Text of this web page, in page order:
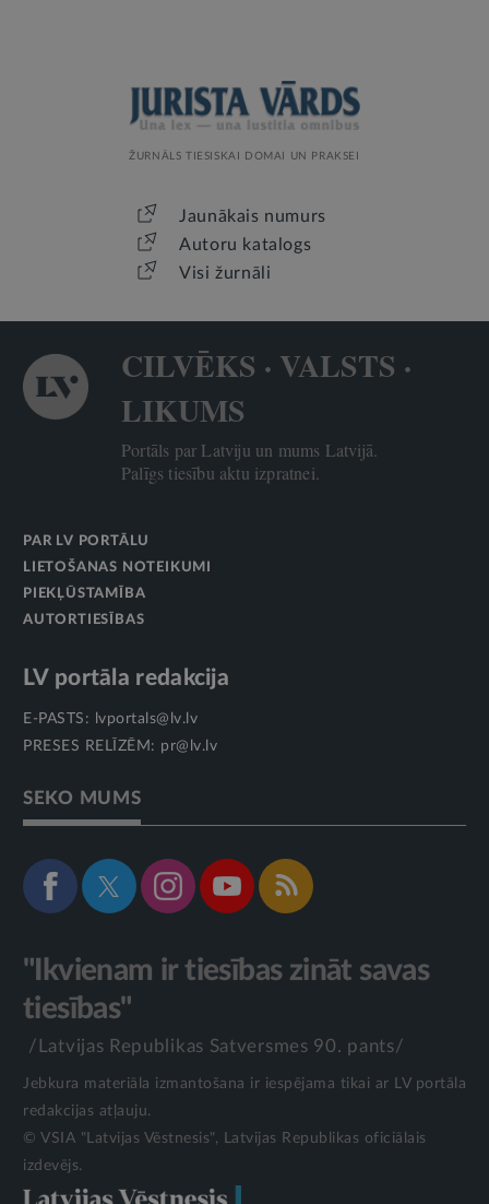
ŽURNĀLS TIESISKAI DOMAI UN PRAKSEI
Jaunākais numurs
Autoru katalogs
Visi žurnāli
CILVĒKS · VALSTS ·
LIKUMS
Portāls par Latviju un mums Latvijā.
Palīgs tiesību aktu izpratnei.
PAR LV PORTĀLU
LIETOŠANAS NOTEIKUMI
PIEKĻŪSTAMĪBA
AUTORTIESĪBAS
LV portāla redakcija
E-PASTS:
lvportals@lv.lv
PRESES RELĪZĒM: pr@lv.lv
SEKO MUMS
"Ikvienam ir tiesības zināt savas
tiesības"
/Latvijas Republikas Satversmes 90. pants/
Jebkura materiāla izmantošana ir iespējama tikai ar LV portāla
redakcijas atļauju.
© VSIA "Latvijas Vēstnesis", Latvijas Republikas oficiālais
izdevējs.